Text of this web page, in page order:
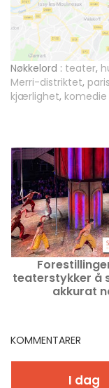
Nøkkelord : teater,
Merri-distriktet, paris
kjærlighet,
teaterstykker å
akkurat
KOMMENTARER
I dag